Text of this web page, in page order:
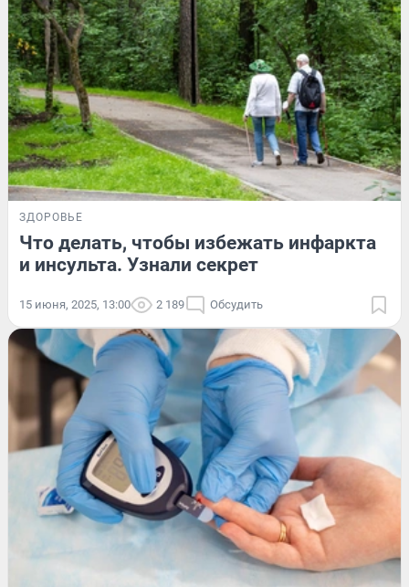
ЗДОРОВЬЕ
Что делать, чтобы избежать инфаркта
и инсульта. Узнали секрет
15 июня, 2025, 13:00 2 189 Обсудить